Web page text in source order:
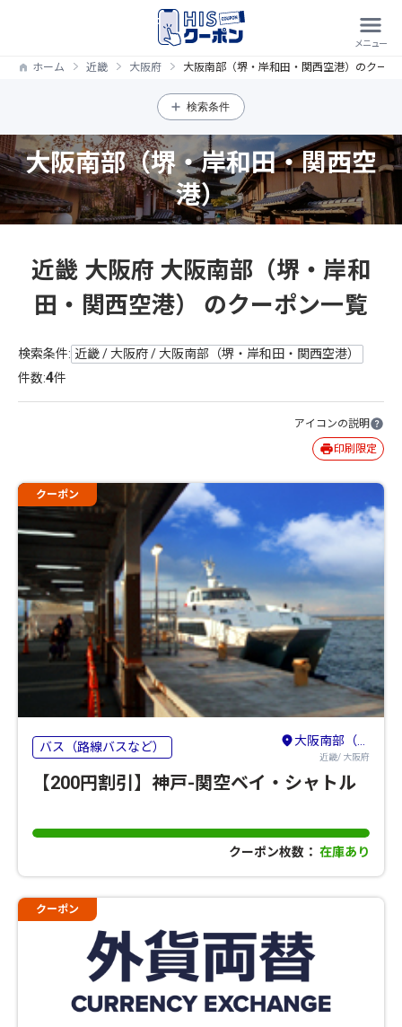
ホーム 近畿 大阪府 大阪南部（堺・岸和田・関西空港）のクーポ
検索条件
大阪南部（堺・岸和田・関西空
港）
近畿 大阪府 大阪南部（堺・岸和
田・関西空港） のクーポン一覧
検索条件: 近畿 / 大阪府 / 大阪南部（堺・岸和田・関西空港）
件数:4件
アイコンの説明
印刷限定
クーポン
バス（路線バスなど） 大阪南部（堺・岸和田・関西空港）
近畿/ 大阪府
【200円割引】神戸-関空ベイ・シャトル
クーポン枚数： 在庫あり
クーポン